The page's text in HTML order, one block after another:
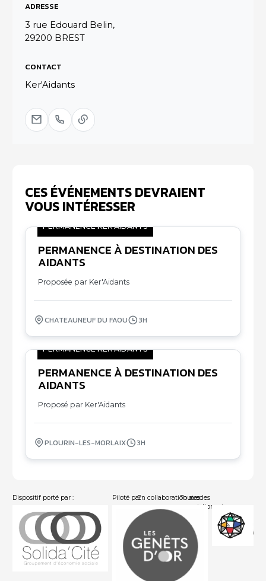
ADRESSE
3 rue Edouard Belin,
29200 BREST
CONTACT
Ker'Aidants
CES ÉVÉNEMENTS DEVRAIENT
VOUS INTÉRESSER
09
10
PERMANENCE KER'AIDANTS
PERMANENCE À DESTINATION DES
AIDANTS
Proposée par Ker'Aidants
CHATEAUNEUF DU FAOU 3H
05
10
PERMANENCE KER'AIDANTS
PERMANENCE À DESTINATION DES
AIDANTS
Proposé par Ker'Aidants
PLOURIN-LES-MORLAIX 3H
Dispositif porté par : Piloté par :En collaboration avec :
Toutes les
associations